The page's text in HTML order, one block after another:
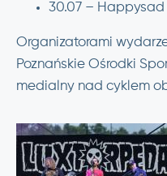
30.07 – Happysad
Organizatorami
Poznańskie Ośrodki
medialny nad cyklem